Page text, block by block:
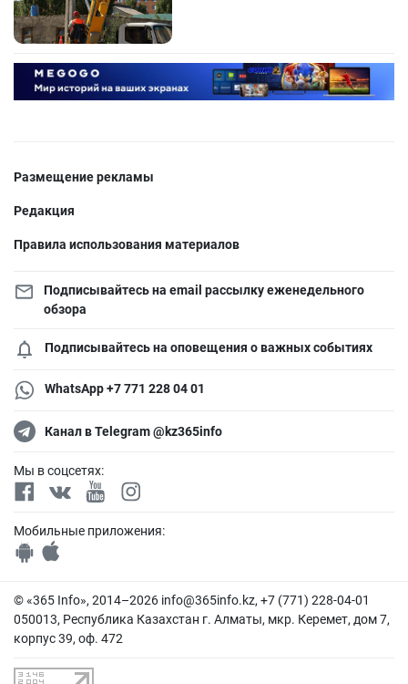
Размещение рекламы
Редакция
Правила использования материалов
Подписывайтесь на email рассылку еженедельного
обзора
Подписывайтесь на оповещения о важных событиях
WhatsApp +7 771 228 04 01
Канал в Telegram @kz365info
Мы в соцсетях:
Мобильные приложения:
© «365 Info», 2014–2026 info@365info.kz, +7 (771) 228-04-01
050013, Республика Казахстан г. Алматы, мкр. Керемет, дом 7,
корпус 39, оф. 472